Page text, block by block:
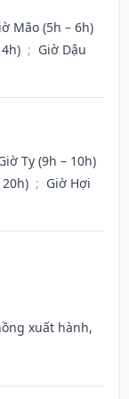
Mão (5h – 6h)
; Giờ Dậu
Tỵ (9h – 10h)
; Giờ Hợi
xuất hành,